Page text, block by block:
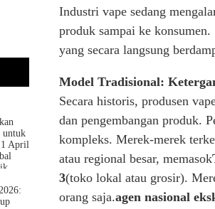
untuk
April
Industri vape sedang
produk sampai ke
yang secara langsung
Model Tradisional:
Secara historis, produsen
dan pengembangan produk.
kompleks. Merek-merek
atau regional besar, memasok
3(toko lokal atau grosir).
orang saja.agen nasional